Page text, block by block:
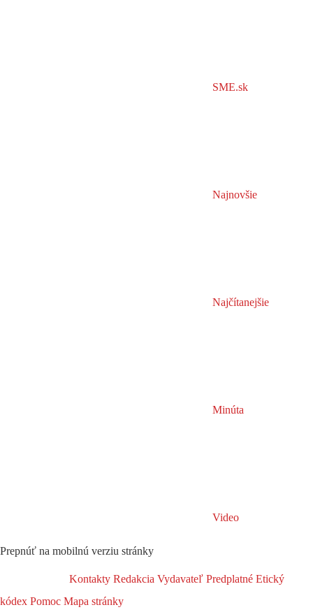
SME.sk
Najnovšie
Najčítanejšie
Minúta
Video
Prepnúť na mobilnú verziu stránky
Kontakty Redakcia Vydavateľ Predplatné Etický
kódex Pomoc Mapa stránky